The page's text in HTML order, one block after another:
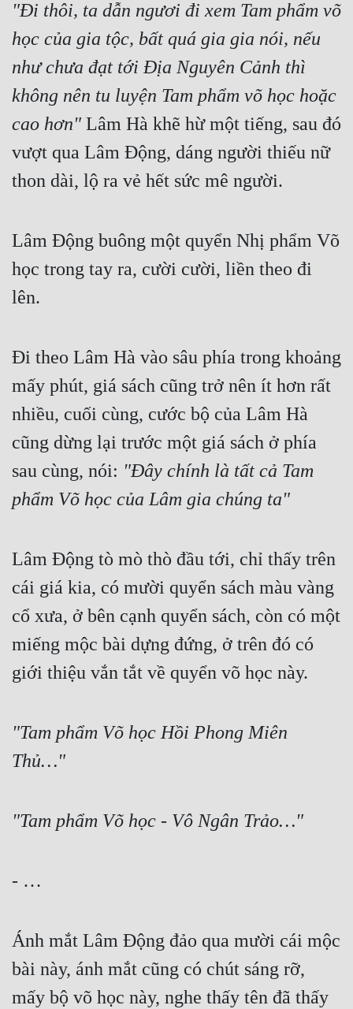
"Đi thôi, ta dẫn ngươi đi xem Tam phẩm võ
học của gia tộc, bất quá gia gia nói, nếu
như chưa đạt tới Địa Nguyên Cảnh thì
không nên tu luyện Tam phẩm võ học hoặc
cao hơn" Lâm Hà khẽ hừ một tiếng, sau đó
vượt qua Lâm Động, dáng người thiếu nữ
thon dài, lộ ra vẻ hết sức mê người.
Lâm Động buông một quyển Nhị phẩm Võ
học trong tay ra, cười cười, liền theo đi
lên.
Đi theo Lâm Hà vào sâu phía trong khoảng
mấy phút, giá sách cũng trở nên ít hơn rất
nhiều, cuối cùng, cước bộ của Lâm Hà
cũng dừng lại trước một giá sách ở phía
sau cùng, nói: "Đây chính là tất cả Tam
phẩm Võ học của Lâm gia chúng ta"
Lâm Động tò mò thò đầu tới, chỉ thấy trên
cái giá kia, có mười quyển sách màu vàng
cổ xưa, ở bên cạnh quyển sách, còn có một
miếng mộc bài dựng đứng, ở trên đó có
giới thiệu vắn tắt về quyển võ học này.
"Tam phẩm Võ học Hồi Phong Miên
Thủ…"
"Tam phẩm Võ học - Vô Ngân Trảo…"
- …
Ánh mắt Lâm Động đảo qua mười cái mộc
bài này, ánh mắt cũng có chút sáng rỡ,
mấy bộ võ học này, nghe thấy tên đã thấy